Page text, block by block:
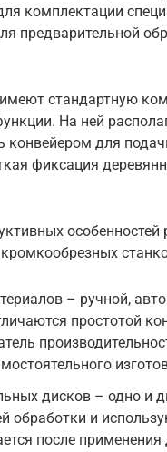
комплектации
предварительной
стандартную
На ней
для
фиксация
– ручной,
простотой
дисков – одно и
обработки и
после